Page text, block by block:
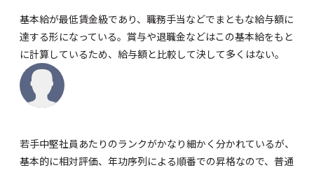
基本給が最低賃金級であり、職務手当などでまともな給与額に
達する形になっている。賞与や退職金などはこの基本給をもと
に計算しているため、給与額と比較して決して多くはない。
若手中堅社員あたりのランクがかなり細かく分かれているが、
基本的に相対評価、年功序列による順番での昇格なので、普通